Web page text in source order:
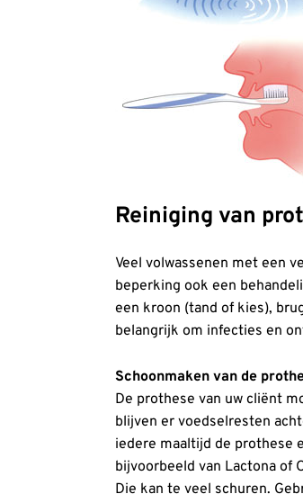
Reiniging van
Veel volwassenen met een
beperking ook een
een kroon (tand of kies),
belangrijk om infecties en
Schoonmaken van de
De prothese van uw cliënt
blijven er voedselresten
iedere maaltijd de prothese
bijvoorbeeld van Lactona of
Die kan te veel schuren.